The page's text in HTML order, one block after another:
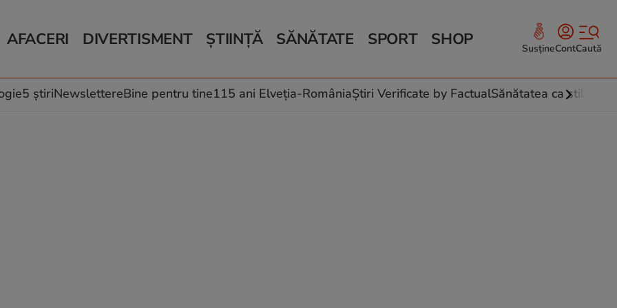
AFACERI
Auto
Locuri de muncă
DIVERTISMENT
Horoscop
Muzică și Filme
ȘTIINȚĂ
Schimbări climatice
SĂNĂTATE
Relații
Rețete culinare
SPORT SHOP SusțineContCaută
5 știriNewslettereBine pentru tine115 ani Elveția-RomâniaȘtiri Verificate by FactualSănătatea ca stil de